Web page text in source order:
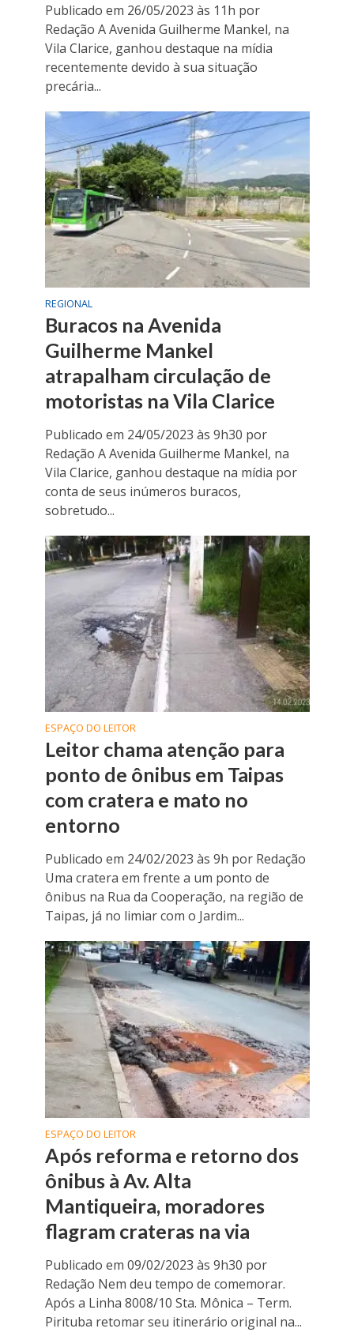
Publicado em 26/05/2023 às 11h por
Redação A Avenida Guilherme Mankel, na
Vila Clarice, ganhou destaque na mídia
recentemente devido à sua situação
precária...
REGIONAL
Buracos na Avenida
Guilherme Mankel
atrapalham circulação de
motoristas na Vila Clarice
Publicado em 24/05/2023 às 9h30 por
Redação A Avenida Guilherme Mankel, na
Vila Clarice, ganhou destaque na mídia por
conta de seus inúmeros buracos,
sobretudo...
ESPAÇO DO LEITOR
Leitor chama atenção para
ponto de ônibus em Taipas
com cratera e mato no
entorno
Publicado em 24/02/2023 às 9h por Redação
Uma cratera em frente a um ponto de
ônibus na Rua da Cooperação, na região de
Taipas, já no limiar com o Jardim...
ESPAÇO DO LEITOR
Após reforma e retorno dos
ônibus à Av. Alta
Mantiqueira, moradores
flagram crateras na via
Publicado em 09/02/2023 às 9h30 por
Redação Nem deu tempo de comemorar.
Após a Linha 8008/10 Sta. Mônica – Term.
Pirituba retomar seu itinerário original na...